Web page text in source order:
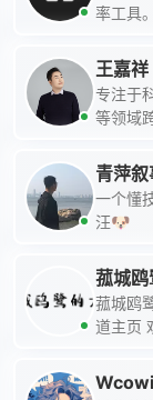
率工具。
王嘉祥
专注于
等领域
青萍叙
一个懂
汪🐶
菰城鸥
之道
菰城鸥
道主页
道，一
课堂笔